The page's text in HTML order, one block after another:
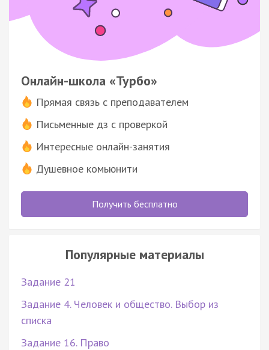
Онлайн-школа «Турбо»
Прямая связь с преподавателем
Письменные дз с проверкой
Интересные онлайн-занятия
Душевное комьюнити
Получить бесплатно
Популярные материалы
Задание 21
Задание 4. Человек и общество. Выбор из
списка
Задание 16. Право